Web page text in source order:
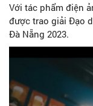
Với tác phẩm điện
được trao giải Đạo
Đà Nẵng 2023.